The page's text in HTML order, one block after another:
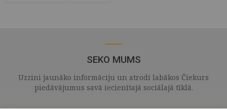
SEKO MUMS
Uzzini jaunāko informāciju un atrodi labākos Čiekurs
piedāvājumus savā iecienītajā sociālajā tīklā.